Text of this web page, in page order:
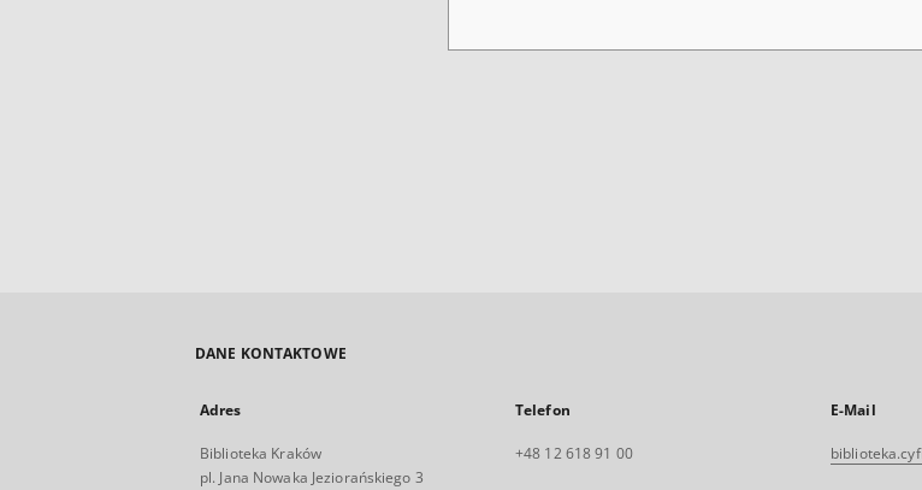
DANE KONTAKTOWE
Adres
Biblioteka Kraków
pl. Jana Nowaka Jeziorańskiego 3
Telefon
+48 12 618 91 00
E-Mail